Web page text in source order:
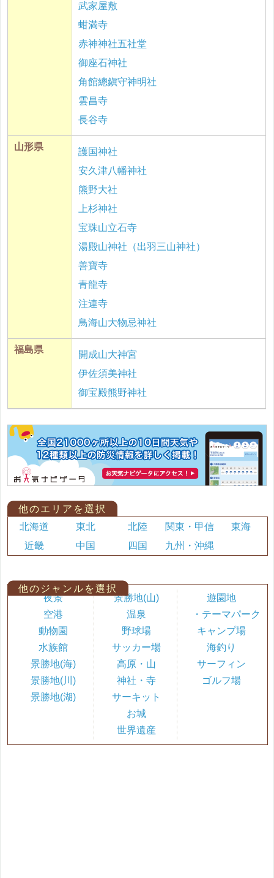
武家屋敷
蚶満寺
赤神神社五社堂
御座石神社
角館總鎭守神明社
雲昌寺
長谷寺
山形県
護国神社
安久津八幡神社
熊野大社
上杉神社
宝珠山立石寺
湯殿山神社（出羽三山神社）
善寶寺
青龍寺
注連寺
鳥海山大物忌神社
福島県
開成山大神宮
伊佐須美神社
御宝殿熊野神社
他のエリアを選択
北海道
東北 北陸 関東・甲信
東海
近畿
中国 四国 九州・沖縄
他のジャンルを選択
夜景
空港
動物園
水族館
景勝地(海)
景勝地(川)
景勝地(湖)
景勝地(山)
温泉
野球場
サッカー場
高原・山
神社・寺
サーキット
お城
世界遺産
遊園地
・テーマパーク
キャンプ場
海釣り
サーフィン
ゴルフ場